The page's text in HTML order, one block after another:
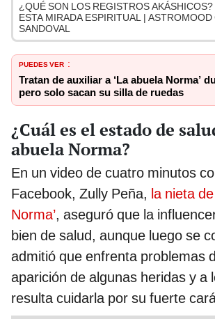
¿QUÉ SON LOS REGISTROS
ESTA MIRADA ESPIRITUAL | ASTROMOOD
SANDOVAL
PUEDES VER :
Tratan de auxiliar a ‘La abuela Norma’
pero solo sacan su silla de ruedas
¿Cuál es el estado de
abuela Norma?
En un video de cuatro minutos
Facebook, Zully Peña, la nieta
Norma’, aseguró que la
bien de salud, aunque luego se
admitió que enfrenta problemas
aparición de algunas heridas y a
resulta cuidarla por su fuerte